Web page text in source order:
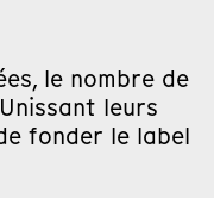
le nombre de
leurs
fonder le label